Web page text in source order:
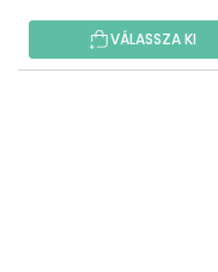
VÁLASSZA KI